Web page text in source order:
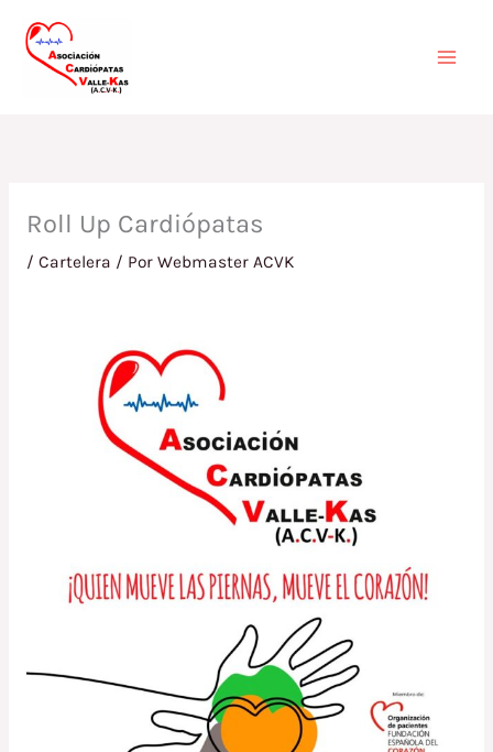
contenido
Roll Up Cardiópatas
/ Cartelera / Por Webmaster ACVK